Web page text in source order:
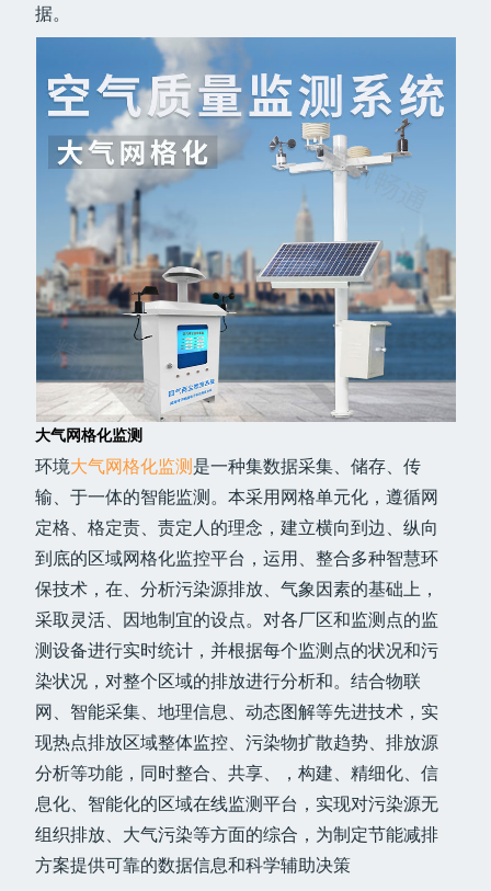
据。
大气网格化监测
环境大气网格化监测是一种集数据采集、储存、传
输、于一体的智能监测。本采用网格单元化，遵循网
定格、格定责、责定人的理念，建立横向到边、纵向
到底的区域网格化监控平台，运用、整合多种智慧环
保技术，在、分析污染源排放、气象因素的基础上，
采取灵活、因地制宜的设点。对各厂区和监测点的监
测设备进行实时统计，并根据每个监测点的状况和污
染状况，对整个区域的排放进行分析和。结合物联
网、智能采集、地理信息、动态图解等先进技术，实
现热点排放区域整体监控、污染物扩散趋势、排放源
分析等功能，同时整合、共享、，构建、精细化、信
息化、智能化的区域在线监测平台，实现对污染源无
组织排放、大气污染等方面的综合，为制定节能减排
方案提供可靠的数据信息和科学辅助决策